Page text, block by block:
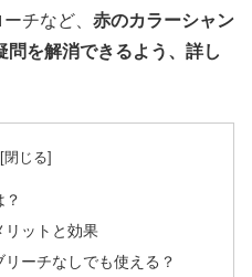
チなど、 赤のカラーシャン
問を解消できるよう、詳し
リットと効果
ーチなしでも使える？